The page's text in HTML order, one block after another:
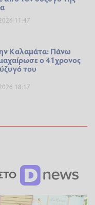
11:47
Καλαμάτα: Πάνω
ο 41χρονος
του
18:17